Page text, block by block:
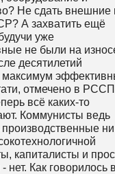
Не сдать внешние
А захватить ещё
уже
не были на
десятилетий
максимум
отмечено в
всё каких-то
Коммунисты ведь
капиталисты и
Как говорилось